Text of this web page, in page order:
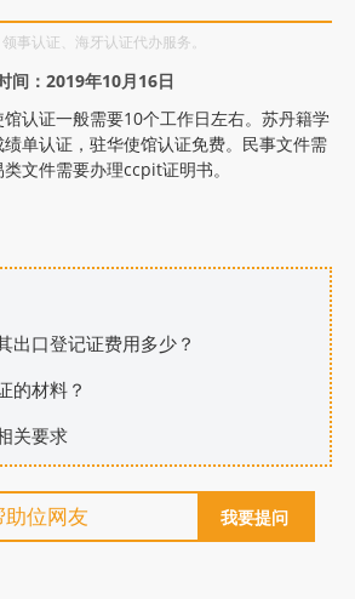
事认证、海牙认证代办服务。
：2019年10月16日
认证一般需要10个工作日左右。苏丹籍学
单认证，驻华使馆认证免费。民事文件需
文件需要办理ccpit证明书。
出口登记证费用多少？
的材料？
关要求
助位网友 我要提问